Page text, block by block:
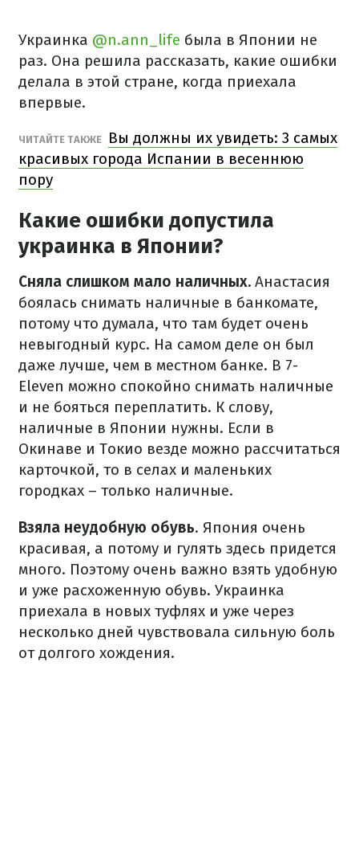
Украинка @n.ann_life была в Японии не
раз. Она решила рассказать, какие ошибки
делала в этой стране, когда приехала
впервые.
ЧИТАЙТЕ ТАКЖЕ
Вы должны их увидеть: 3 самых
красивых города Испании в весеннюю
пору
Какие ошибки допустила
украинка в Японии?
Сняла слишком мало наличных. Анастасия
боялась снимать наличные в банкомате,
потому что думала, что там будет очень
невыгодный курс. На самом деле он был
даже лучше, чем в местном банке. В 7-
Eleven можно спокойно снимать наличные
и не бояться переплатить. К слову,
наличные в Японии нужны. Если в
Окинаве и Токио везде можно рассчитаться
карточкой, то в селах и маленьких
городках – только наличные.
Взяла неудобную обувь. Япония очень
красивая, а потому и гулять здесь придется
много. Поэтому очень важно взять удобную
и уже расхоженную обувь. Украинка
приехала в новых туфлях и уже через
несколько дней чувствовала сильную боль
от долгого хождения.